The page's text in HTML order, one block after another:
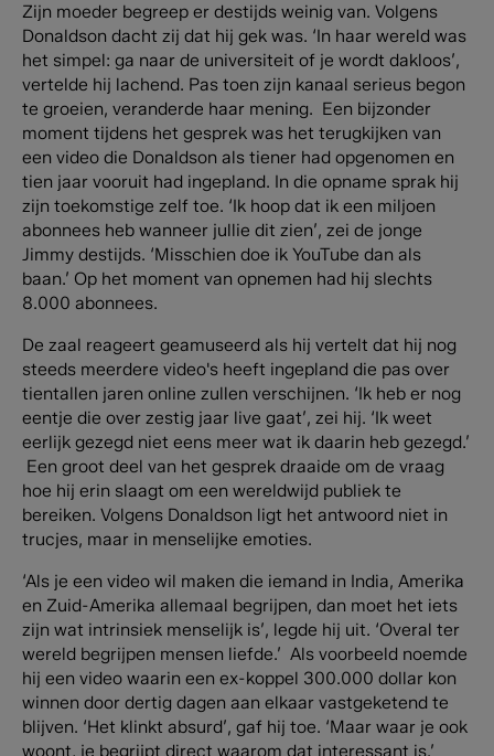
Zijn moeder begreep er destijds weinig van. Volgens
Donaldson dacht zij dat hij gek was. ‘In haar wereld was
het simpel: ga naar de universiteit of je wordt dakloos’,
vertelde hij lachend. Pas toen zijn kanaal serieus begon
te groeien, veranderde haar mening. Een bijzonder
moment tijdens het gesprek was het terugkijken van
een video die Donaldson als tiener had opgenomen en
tien jaar vooruit had ingepland. In die opname sprak hij
zijn toekomstige zelf toe. ‘Ik hoop dat ik een miljoen
abonnees heb wanneer jullie dit zien’, zei de jonge
Jimmy destijds. ‘Misschien doe ik YouTube dan als
baan.’ Op het moment van opnemen had hij slechts
8.000 abonnees.
De zaal reageert geamuseerd als hij vertelt dat hij nog
steeds meerdere video's heeft ingepland die pas over
tientallen jaren online zullen verschijnen. ‘Ik heb er nog
eentje die over zestig jaar live gaat’, zei hij. ‘Ik weet
eerlijk gezegd niet eens meer wat ik daarin heb gezegd.’
Een groot deel van het gesprek draaide om de vraag
hoe hij erin slaagt om een wereldwijd publiek te
bereiken. Volgens Donaldson ligt het antwoord niet in
trucjes, maar in menselijke emoties.
‘Als je een video wil maken die iemand in India, Amerika
en Zuid-Amerika allemaal begrijpen, dan moet het iets
zijn wat intrinsiek menselijk is’, legde hij uit. ‘Overal ter
wereld begrijpen mensen liefde.’ Als voorbeeld noemde
hij een video waarin een ex-koppel 300.000 dollar kon
winnen door dertig dagen aan elkaar vastgeketend te
blijven. ‘Het klinkt absurd’, gaf hij toe. ‘Maar waar je ook
woont, je begrijpt direct waarom dat interessant is.’